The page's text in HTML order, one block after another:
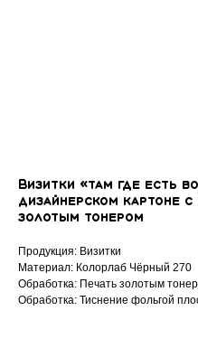
Визитки «там где есть
дизайнерском картоне
золотым тонером
Продукция: Визитки
Материал: Колорлаб Чёрный 270
Обработка: Печать золотым
Обработка: Тиснение фольгой